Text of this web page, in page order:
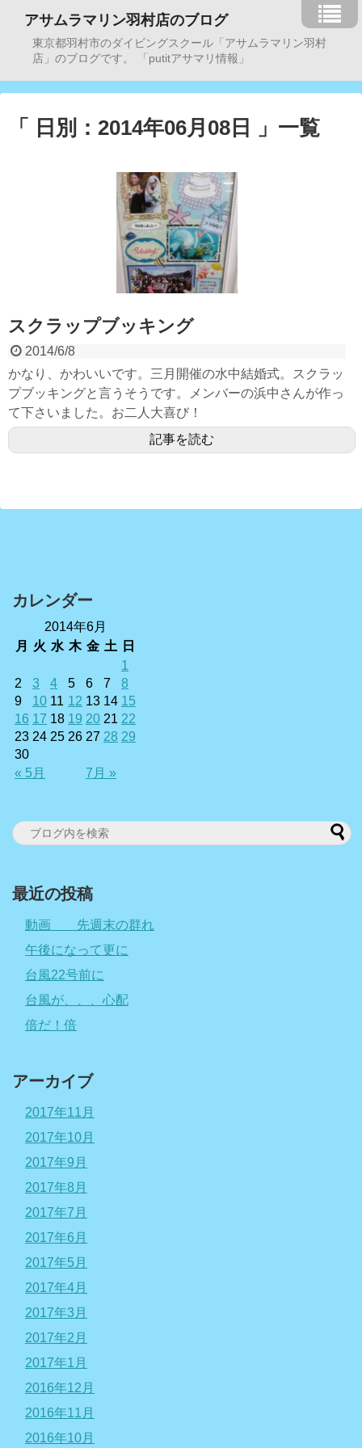
アサムラマリン羽村店のブログ
東京都羽村市のダイビングスクール「アサムラマリン羽村
店」のブログです。 「putitアサマリ情報」
「 日別：2014年06月08日 」一覧
スクラップブッキング
2014/6/8
かなり、かわいいです。三月開催の水中結婚式。スクラッ
プブッキングと言うそうです。メンバーの浜中さんが作っ
て下さいました。お二人大喜び！
記事を読む
カレンダー
2014年6月
月
火 水 木 金 土 日
« 5月 7月 »
1
2
3 4 5 6 7
8
9
10 11 12 13 14 15
16 17 18 19 20 21 22
23 24 25 26 27 28 29
30
最近の投稿
動画 先週末の群れ
午後になって更に
台風22号前に
台風が、、、心配
倍だ！倍
アーカイブ
2017年11月
2017年10月
2017年9月
2017年8月
2017年7月
2017年6月
2017年5月
2017年4月
2017年3月
2017年2月
2017年1月
2016年12月
2016年11月
2016年10月